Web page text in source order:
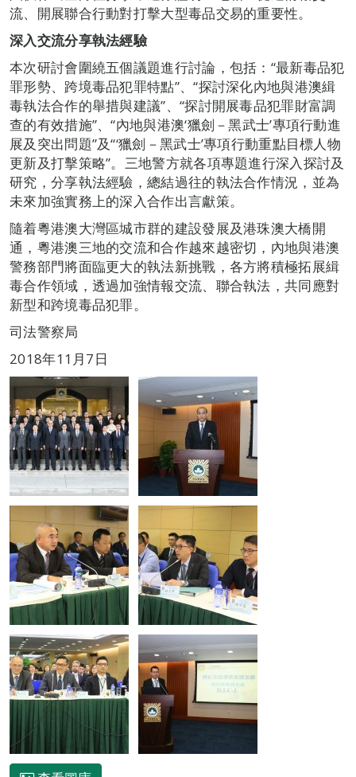
流、開展聯合行動對打擊大型毒品交易的重要性。
深入交流分享執法經驗
本次研討會圍繞五個議題進行討論，包括：“最新毒品犯
罪形勢、跨境毒品犯罪特點”、“探討深化內地與港澳緝
毒執法合作的舉措與建議”、“探討開展毒品犯罪財富調
查的有效措施”、“內地與港澳‘獵劍－黑武士’專項行動進
展及突出問題”及“‘獵劍－黑武士’專項行動重點目標人物
更新及打擊策略”。三地警方就各項專題進行深入探討及
研究，分享執法經驗，總結過往的執法合作情況，並為
未來加強實務上的深入合作出言獻策。
隨着粵港澳大灣區城市群的建設發展及港珠澳大橋開
通，粵港澳三地的交流和合作越來越密切，內地與港澳
警務部門將面臨更大的執法新挑戰，各方將積極拓展緝
毒合作領域，透過加強情報交流、聯合執法，共同應對
新型和跨境毒品犯罪。
司法警察局
2018年11月7日